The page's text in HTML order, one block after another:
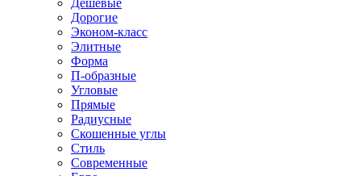
Дешевые
Дорогие
Эконом-класс
Элитные
Форма
П-образные
Угловые
Прямые
Радиусные
Скошенные углы
Стиль
Современные